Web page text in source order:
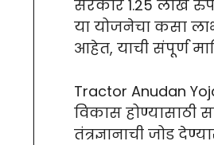
सरकार 1.25 लाख
या योजनेचा कसा
आहेत, याची संपूर्ण
Tractor Anudan
विकास होण्यासाठी
तंत्रज्ञानाची जोड